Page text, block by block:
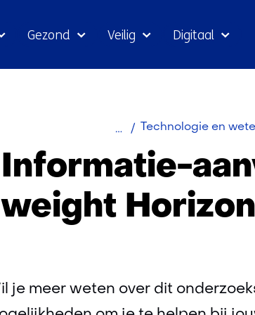
Gezond Veilig Digitaal
Technologie en
Informatie-
weight
je meer weten over dit